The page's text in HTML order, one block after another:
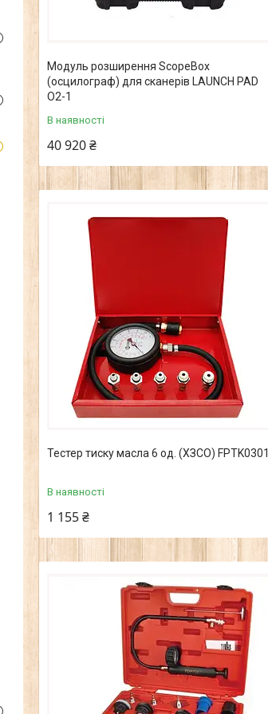
Модуль розширення ScopeBox
(осцилограф) для сканерів LAUNCH PAD
O2-1
В наявності
40 920 ₴
Тестер тиску масла 6 од. (ХЗСО) FPTK0301
В наявності
1 155 ₴